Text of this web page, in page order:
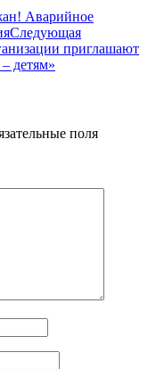
Аварийное
Следующая
приглашают
детям»
поля